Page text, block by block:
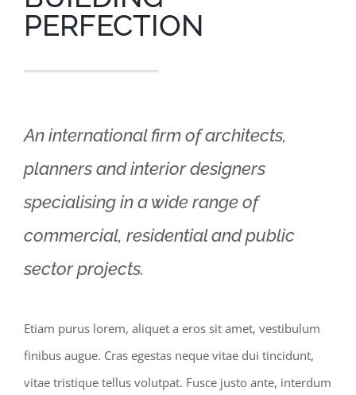
PERFECTION
An international firm of architects,
planners and interior designers
specialising in a wide range of
commercial, residential and public
sector projects.
Etiam purus lorem, aliquet a eros sit amet, vestibulum
finibus augue. Cras egestas neque vitae dui tincidunt,
vitae tristique tellus volutpat. Fusce justo ante, interdum